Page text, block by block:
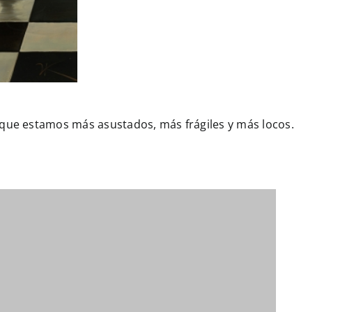
estamos más asustados, más frágiles y más locos.